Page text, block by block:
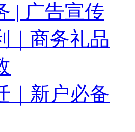
| 广告宣传
｜商务礼品
｜新户必备